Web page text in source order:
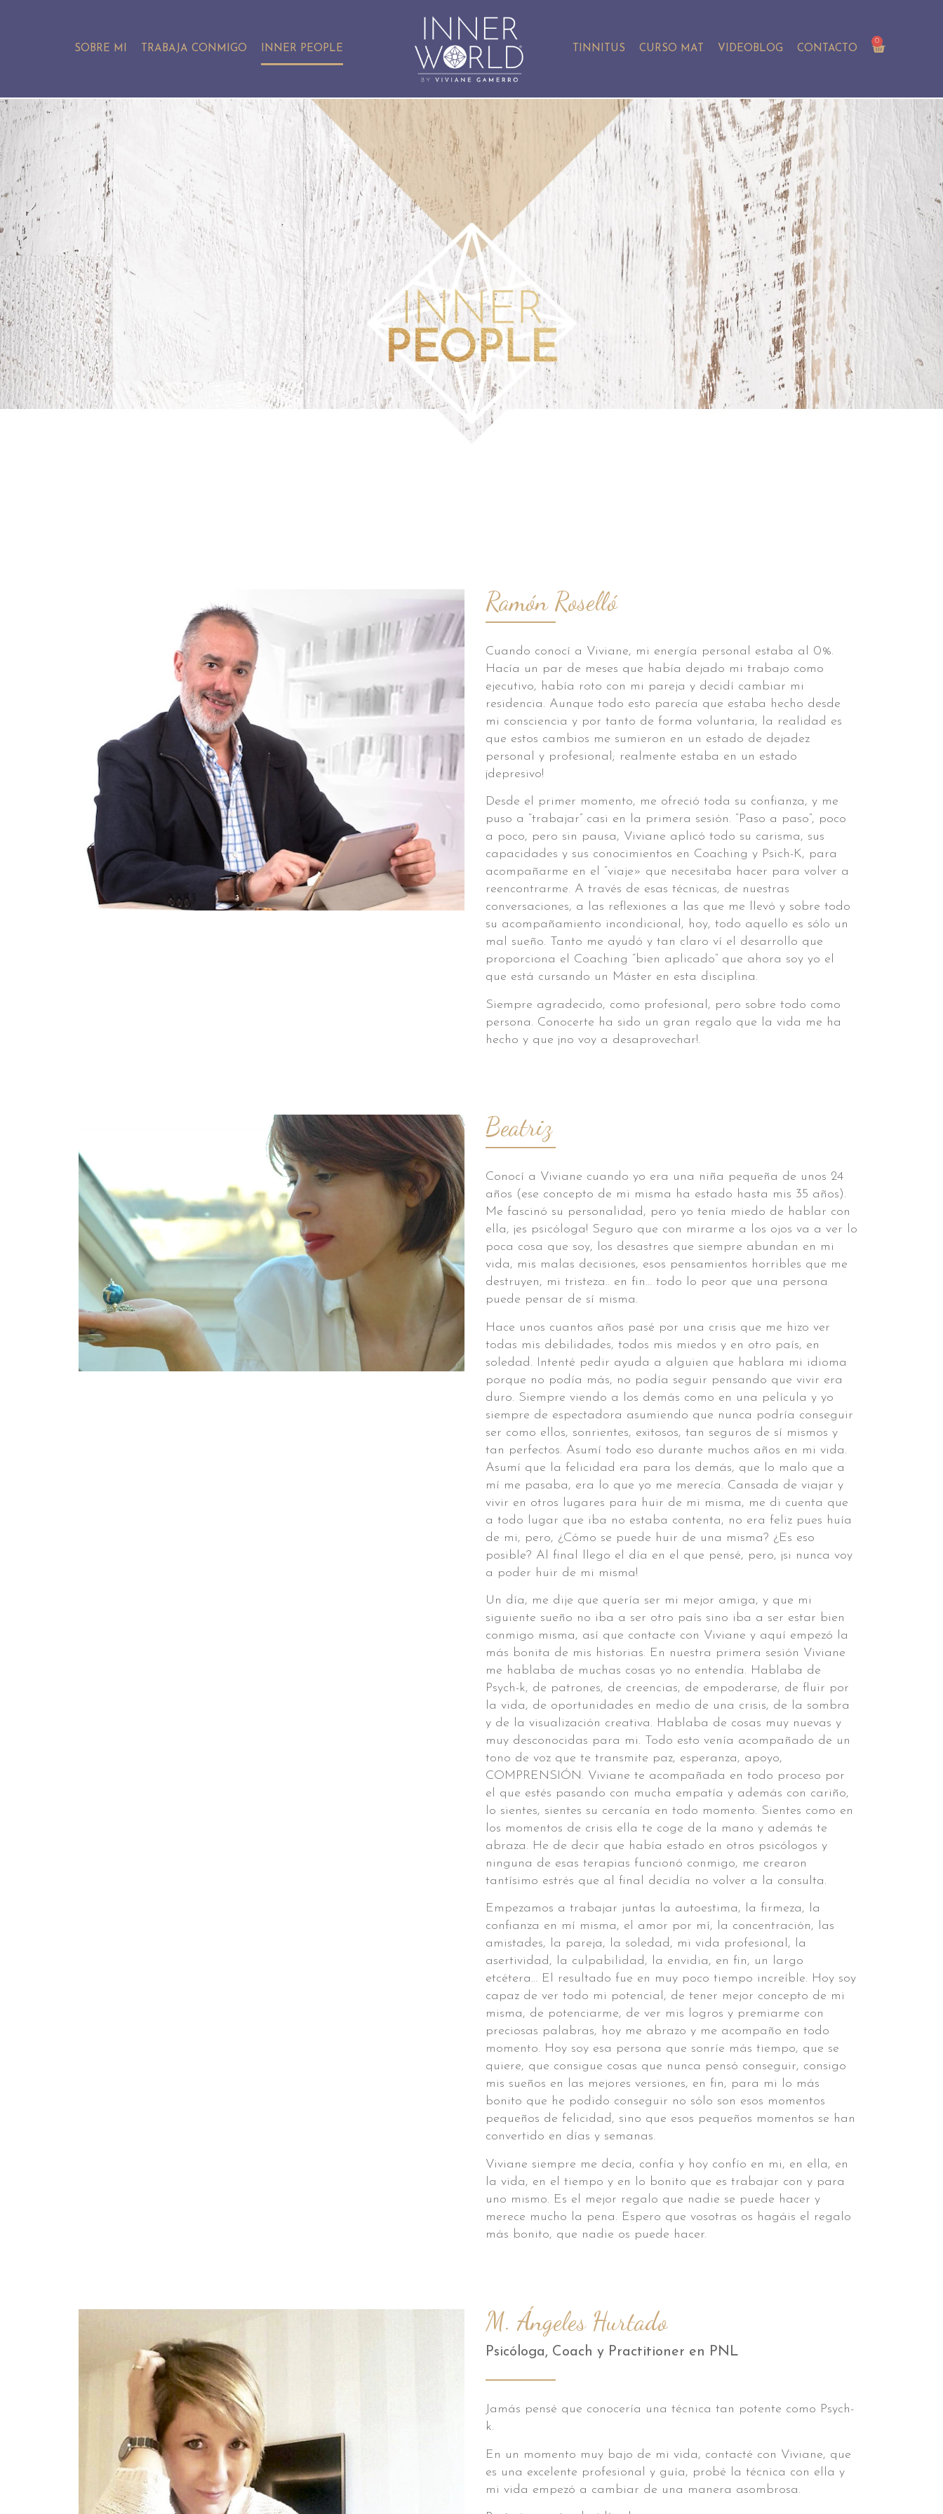
SOBRE MI TRABAJA CONMIGO INNER PEOPLE TINNITUS CURSO MAT VIDEOBLOG CONTACTO
0
Ramón Roselló
Cuando conocí a Viviane, mi energía personal estaba al 0%.
Hacía un par de meses que había dejado mi trabajo como
ejecutivo, había roto con mi pareja y decidí cambiar mi
residencia. Aunque todo esto parecía que estaba hecho desde
mi consciencia y por tanto de forma voluntaria, la realidad es
que estos cambios me sumieron en un estado de dejadez
personal y profesional; realmente estaba en un estado
¡depresivo!
Desde el primer momento, me ofreció toda su confianza, y me
puso a “trabajar” casi en la primera sesión. “Paso a paso”, poco
a poco, pero sin pausa, Viviane aplicó todo su carisma, sus
capacidades y sus conocimientos en Coaching y Psich-K, para
acompañarme en el “viaje» que necesitaba hacer para volver a
reencontrarme. A través de esas técnicas, de nuestras
conversaciones, a las reflexiones a las que me llevó y sobre todo
su acompañamiento incondicional, hoy, todo aquello es sólo un
mal sueño. Tanto me ayudó y tan claro ví el desarrollo que
proporciona el Coaching “bien aplicado” que ahora soy yo el
que está cursando un Máster en esta disciplina.
Siempre agradecido, como profesional, pero sobre todo como
persona. Conocerte ha sido un gran regalo que la vida me ha
hecho y que ¡no voy a desaprovechar!.
Beatriz
Conocí a Viviane cuando yo era una niña pequeña de unos 24
años (ese concepto de mi misma ha estado hasta mis 35 años).
Me fascinó su personalidad, pero yo tenía miedo de hablar con
ella, ¡es psicóloga! Seguro que con mirarme a los ojos va a ver lo
poca cosa que soy, los desastres que siempre abundan en mi
vida, mis malas decisiones, esos pensamientos horribles que me
destruyen, mi tristeza.. en fin… todo lo peor que una persona
puede pensar de sí misma.
Hace unos cuantos años pasé por una crisis que me hizo ver
todas mis debilidades, todos mis miedos y en otro país, en
soledad. Intenté pedir ayuda a alguien que hablara mi idioma
porque no podía más, no podía seguir pensando que vivir era
duro. Siempre viendo a los demás como en una película y yo
siempre de espectadora asumiendo que nunca podría conseguir
ser como ellos, sonrientes, exitosos, tan seguros de sí mismos y
tan perfectos. Asumí todo eso durante muchos años en mi vida.
Asumí que la felicidad era para los demás, que lo malo que a
mí me pasaba, era lo que yo me merecía. Cansada de viajar y
vivir en otros lugares para huir de mi misma, me di cuenta que
a todo lugar que iba no estaba contenta, no era feliz pues huía
de mi, pero, ¿Cómo se puede huir de una misma? ¿Es eso
posible? Al final llego el día en el que pensé, pero, ¡si nunca voy
a poder huir de mi misma!
Un día, me dije que quería ser mi mejor amiga, y que mi
siguiente sueño no iba a ser otro país sino iba a ser estar bien
conmigo misma, así que contacte con Viviane y aquí empezó la
más bonita de mis historias. En nuestra primera sesión Viviane
me hablaba de muchas cosas yo no entendía. Hablaba de
Psych-k, de patrones, de creencias, de empoderarse, de fluir por
la vida, de oportunidades en medio de una crisis, de la sombra
y de la visualización creativa. Hablaba de cosas muy nuevas y
muy desconocidas para mi. Todo esto venía acompañado de un
tono de voz que te transmite paz, esperanza, apoyo,
COMPRENSIÓN. Viviane te acompañada en todo proceso por
el que estés pasando con mucha empatía y además con cariño,
lo sientes, sientes su cercanía en todo momento. Sientes como en
los momentos de crisis ella te coge de la mano y además te
abraza. He de decir que había estado en otros psicólogos y
ninguna de esas terapias funcionó conmigo, me crearon
tantísimo estrés que al final decidía no volver a la consulta.
Empezamos a trabajar juntas la autoestima, la firmeza, la
confianza en mí misma, el amor por mí, la concentración, las
amistades, la pareja, la soledad, mi vida profesional, la
asertividad, la culpabilidad, la envidia, en fin, un largo
etcétera… El resultado fue en muy poco tiempo increíble. Hoy soy
capaz de ver todo mi potencial, de tener mejor concepto de mi
misma, de potenciarme, de ver mis logros y premiarme con
preciosas palabras, hoy me abrazo y me acompaño en todo
momento. Hoy soy esa persona que sonríe más tiempo, que se
quiere, que consigue cosas que nunca pensó conseguir, consigo
mis sueños en las mejores versiones, en fin, para mi lo más
bonito que he podido conseguir no sólo son esos momentos
pequeños de felicidad, sino que esos pequeños momentos se han
convertido en días y semanas.
Viviane siempre me decía, confía y hoy confío en mi, en ella, en
la vida, en el tiempo y en lo bonito que es trabajar con y para
uno mismo. Es el mejor regalo que nadie se puede hacer y
merece mucho la pena. Espero que vosotras os hagáis el regalo
más bonito, que nadie os puede hacer.
M. Ángeles Hurtado
Psicóloga, Coach y Practitioner en PNL
Jamás pensé que conocería una técnica tan potente como Psych-
k.
En un momento muy bajo de mi vida, contacté con Viviane, que
es una excelente profesional y guía, probé la técnica con ella y
mi vida empezó a cambiar de una manera asombrosa.